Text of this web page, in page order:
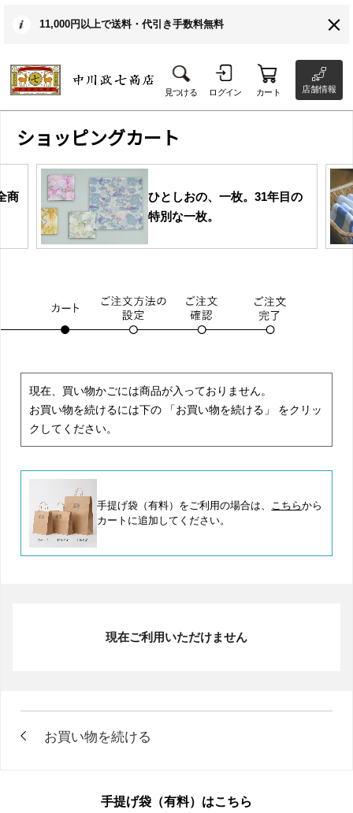
11,000円以上で送料・代引き手数料無料
見つける ログイン カート 店舗情報
ショッピングカート
商
ひとしおの、一枚。31年目の
特別な一枚。
現在、買い物かごには商品が入っておりません。
お買い物を続けるには下の 「お買い物を続ける」 をクリッ
クしてください。
手提げ袋（有料）をご利用の場合は、 こちらから
カートに追加してください。
現在ご利用いただけません
手提げ袋（有料）はこちら